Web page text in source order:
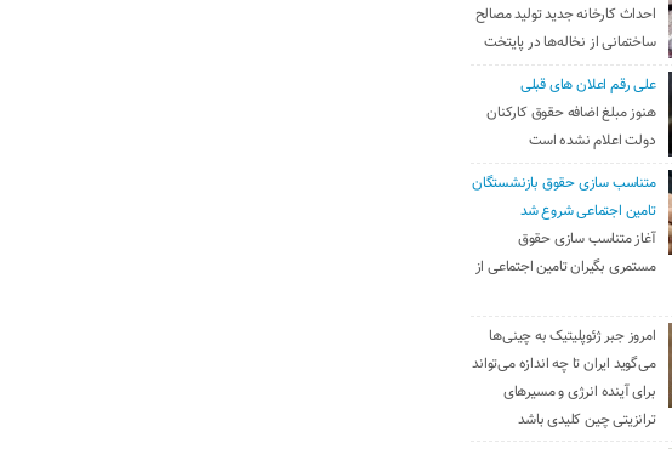
احداث کارخانه جدید تولید مصالح
ساختمانی از نخاله‌ها در پایتخت
علی رقم اعلان های قبلی
هنوز مبلغ اضافه حقوق کارکنان
دولت اعلام نشده است
متناسب سازی حقوق بازنشستگان
تامین اجتماعی شروع شد
آغاز متناسب سازی حقوق
مستمری بگیران تامین اجتماعی از
امروز جبر ژئوپلیتیک به چینی‌ها
می‌گوید ایران تا چه اندازه می‌تواند
برای آینده انرژی و مسیرهای
ترانزیتی چین کلیدی باشد